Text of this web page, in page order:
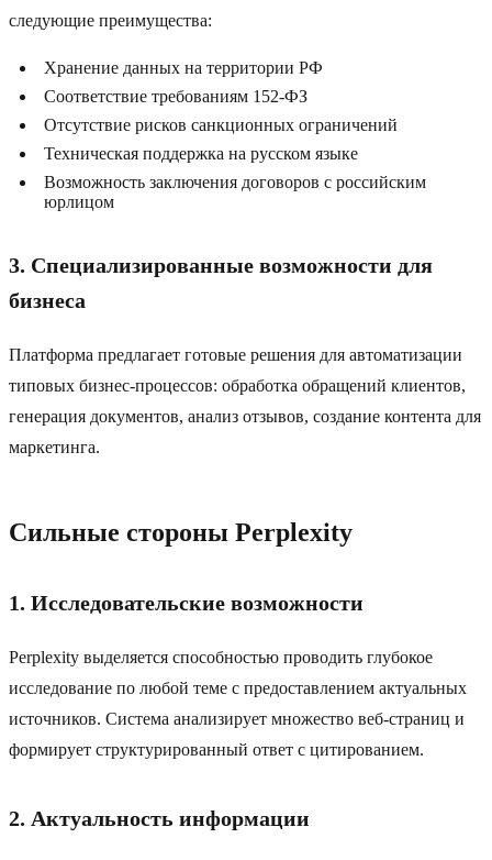
следующие преимущества:
Хранение данных на территории РФ
Соответствие требованиям 152-ФЗ
Отсутствие рисков санкционных ограничений
Техническая поддержка на русском языке
Возможность заключения договоров с российским
юрлицом
3. Специализированные возможности для
бизнеса
Платформа предлагает готовые решения для автоматизации
типовых бизнес-процессов: обработка обращений клиентов,
генерация документов, анализ отзывов, создание контента для
маркетинга.
Сильные стороны Perplexity
1. Исследовательские возможности
Perplexity выделяется способностью проводить глубокое
исследование по любой теме с предоставлением актуальных
источников. Система анализирует множество веб-страниц и
формирует структурированный ответ с цитированием.
2. Актуальность информации